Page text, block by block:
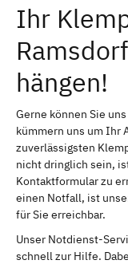
Ihr
hängen!
Gerne können Sie
kümmern uns um Ihr
zuverlässigsten
nicht dringlich sein,
Kontaktformular zu
einen Notfall, ist
für Sie erreichbar.
Unser Notdienst-
schnell zur Hilfe.